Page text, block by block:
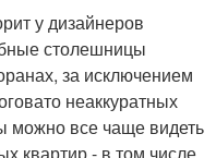
у дизайнеров
столешницы
за исключением
неаккуратных
можно все чаще видеть